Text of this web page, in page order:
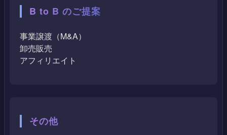
B to B のご提案
事業譲渡（M&A）
卸売販売
アフィリエイト
その他